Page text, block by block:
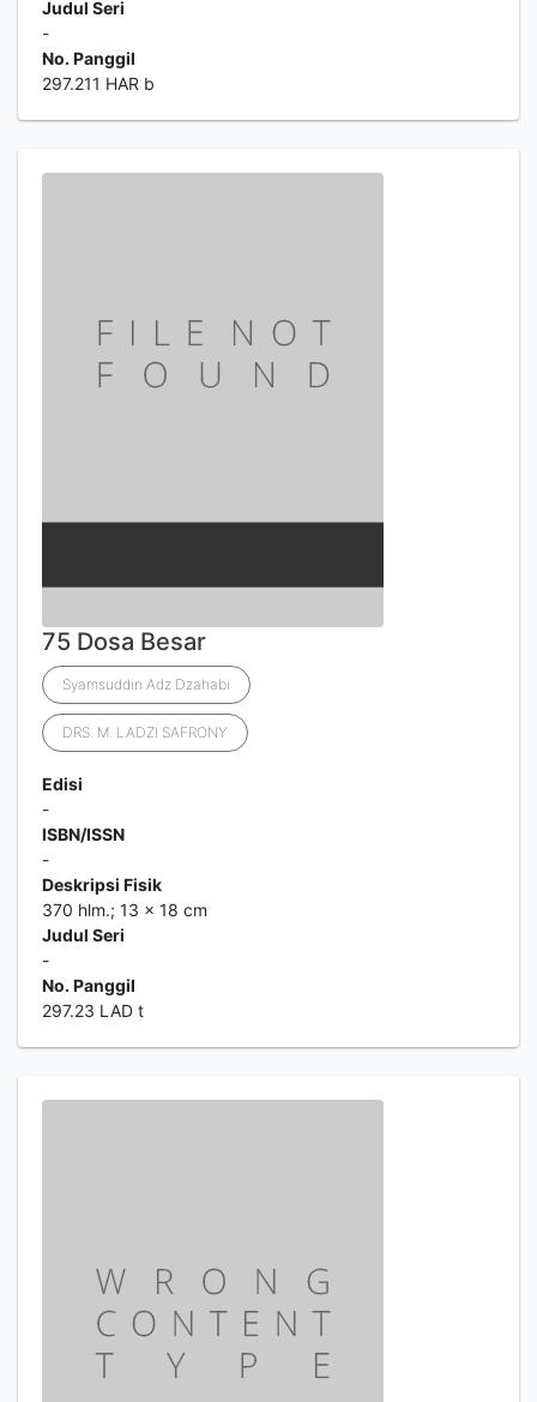
Judul Seri
-
No. Panggil
297.211 HAR b
75 Dosa Besar
Syamsuddin Adz Dzahabi
DRS. M. LADZI SAFRONY
Edisi
-
ISBN/ISSN
-
Deskripsi Fisik
370 hlm.; 13 x 18 cm
Judul Seri
-
No. Panggil
297.23 LAD t